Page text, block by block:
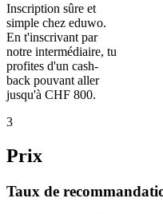
Inscription sûre et
simple chez eduwo.
En t'inscrivant par
notre intermédiaire, tu
profites d'un cash-
back pouvant aller
jusqu'à CHF 800.
3
Prix
Taux de